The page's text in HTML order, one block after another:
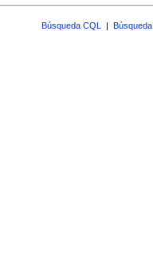
Búsqueda CQL